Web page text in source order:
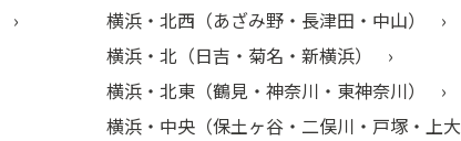
横浜・北西（あざみ野・長津田・中山）
横浜・北（日吉・菊名・新横浜）
横浜・北東（鶴見・神奈川・東神奈川）
横浜・中央（保土ヶ谷・二俣川・戸塚・上大